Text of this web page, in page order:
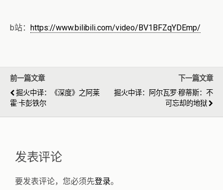
b站： https://www.bilibili.com/video/BV1BFZqYDEmp/
前一篇文章
掘火中译：《深度》之阿莱
霍·卡彭铁尔
下一篇文章
掘火中译：阿尔瓦罗·穆蒂斯：不
可忘却的地狱
发表评论
要发表评论，您必须先登录。